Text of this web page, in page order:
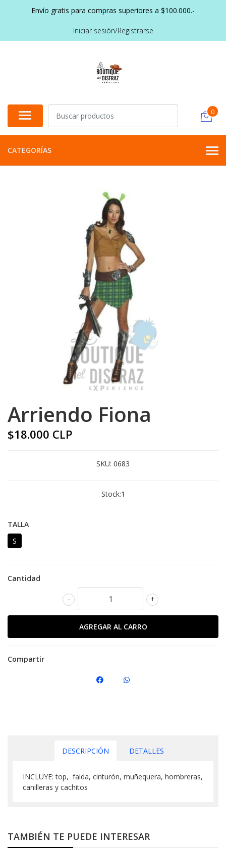
Envío gratis para compras superiores a $100.000.-
Iniciar sesión/Registrarse
0
CATEGORÍAS
Arriendo Fiona
$18.000 CLP
SKU: 0683
Stock:1
TALLA
S
Cantidad
+
-
Compartir
DESCRIPCIÓN DETALLES
INCLUYE: top, falda, cinturón, muñequera, hombreras,
canilleras y cachitos
TAMBIÉN TE PUEDE INTERESAR